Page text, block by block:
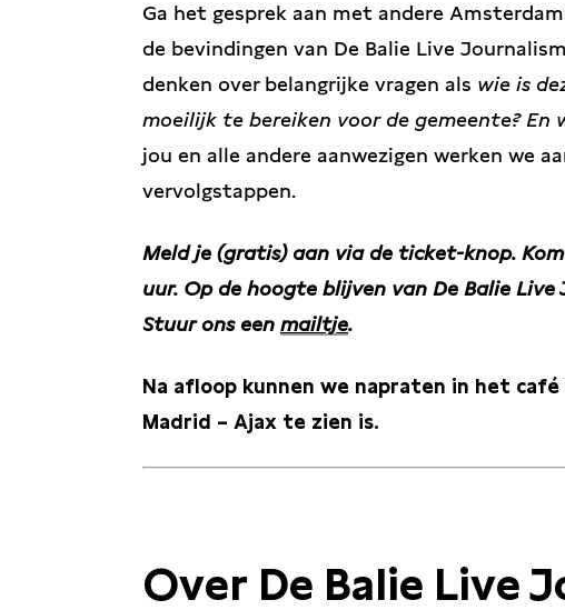
Ga het gesprek aan met andere
de bevindingen van De Balie Live
denken over belangrijke vragen als wie is
moeilijk te bereiken voor de gemeente? En
jou en alle andere aanwezigen werken we
vervolgstappen.
Meld je (gratis) aan via de ticket-knop.
uur. Op de hoogte blijven van De Balie
Stuur ons een mailtje.
Na afloop kunnen we napraten in het café
Madrid – Ajax te zien is.
Over De Balie Live